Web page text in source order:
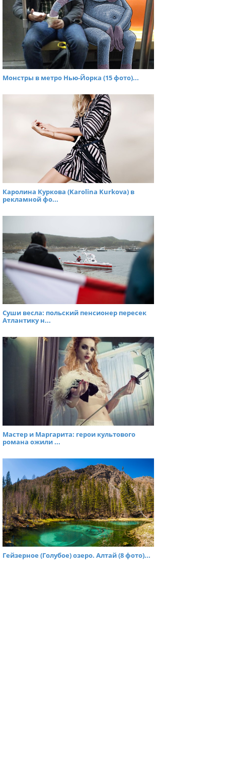
Монстры в метро Нью-Йорка (15 фото)...
Каролина Куркова (Karolina Kurkova) в
рекламной фо...
Суши весла: польский пенсионер пересек
Атлантику н...
Мастер и Маргарита: герои культового
романа ожили ...
Гейзерное (Голубое) озеро. Алтай (8 фото)...